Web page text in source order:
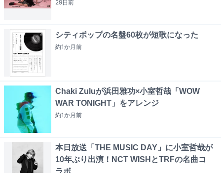
29日前
シティポップの名盤60枚が短歌になった
約1か月前
Chaki Zuluが浜田雅功×小室哲哉「WOW
WAR TONIGHT」をアレンジ
約1か月前
本日放送「THE MUSIC DAY」に小室哲哉が
10年ぶり出演！NCT WISHとTRFの名曲コ
ラボ